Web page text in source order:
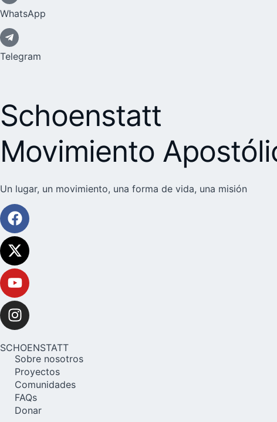
WhatsApp
Telegram
Schoenstatt
Movimiento
Un lugar, un movimiento, una forma de vida, una misión
SCHOENSTATT
Sobre nosotros
Proyectos
Comunidades
FAQs
Donar